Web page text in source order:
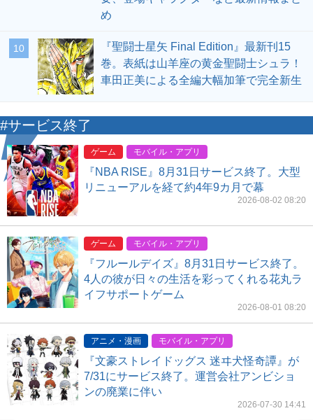
め
10
『聖闘士星矢 Final Edition』最新刊15
巻。表紙は山羊座の黄金聖闘士シュラ！
車田正美による全編大幅加筆で完全新生
#サービス終了
ゲーム モバイル・アプリ
『NBA RISE』8月31日サービス終了。大型
リニューアルを経て約4年9カ月で幕
2026-08-02 08:20
ゲーム モバイル・アプリ
『フルールデイズ』8月31日サービス終了。
4人の彼が日々の生活を彩ってくれる花丸ラ
イフサポートゲーム
2026-08-01 08:20
アニメ・漫画 モバイル・アプリ
『文豪ストレイドッグス 迷ヰ犬怪奇譚』が
7/31にサービス終了。運営会社アンビショ
ンの廃業に伴い
2026-07-30 14:41